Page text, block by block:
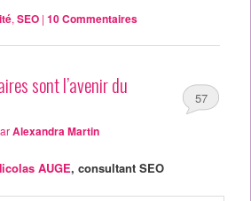
, SEO | 10Commentaires
sont l’avenir du
Alexandra Martin
57
AUGE, consultant SEO